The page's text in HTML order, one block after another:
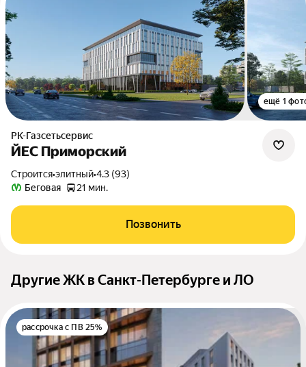
ещё 1
РК-Газсетьсервис
ЙЕС Приморский
Строится•элитный•4.3 (93)
Беговая
21 мин.
Позвонить
Другие ЖК в Санкт-Петербурге и ЛО
рассрочка с ПВ 25%